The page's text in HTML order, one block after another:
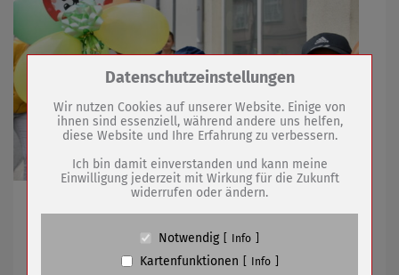
Zum Betrieb der Seite notwendige Cookies /
Name
PHP Session Cookie
Anbieter
Eigentümer dieser Website (Wenko-
Wenselaar GmbH & Co. KG)
Absicherung Kontaktformular / SPAM
Datenschutzeinstellungen
Wir nutzen Cookies auf unserer Website. Einige von
ihnen sind essenziell, während andere uns helfen,
diese Website und Ihre Erfahrung zu verbessern.
Ich bin damit einverstanden und kann meine
Einwilligung jederzeit mit Wirkung für die Zukunft
widerrufen oder ändern.
Notwendig Info
Kartenfunktionen Info